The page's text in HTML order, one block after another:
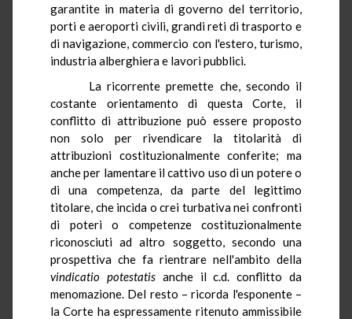
garantite in materia di governo del territorio,
porti e aeroporti civili, grandi reti di trasporto e
di navigazione, commercio con l'estero, turismo,
industria alberghiera e lavori pubblici.
La ricorrente premette che, secondo il
costante orientamento di questa Corte, il
conflitto di attribuzione può essere proposto
non solo per rivendicare la titolarità di
attribuzioni costituzionalmente conferite; ma
anche per lamentare il cattivo uso di un potere o
di una competenza, da parte del legittimo
titolare, che incida o crei turbativa nei confronti
di poteri o competenze costituzionalmente
riconosciuti ad altro soggetto, secondo una
prospettiva che fa rientrare nell'ambito della
vindicatio potestatisanche il c.d. conflitto da
menomazione. Del resto – ricorda l'esponente –
la Corte ha espressamente ritenuto ammissibile